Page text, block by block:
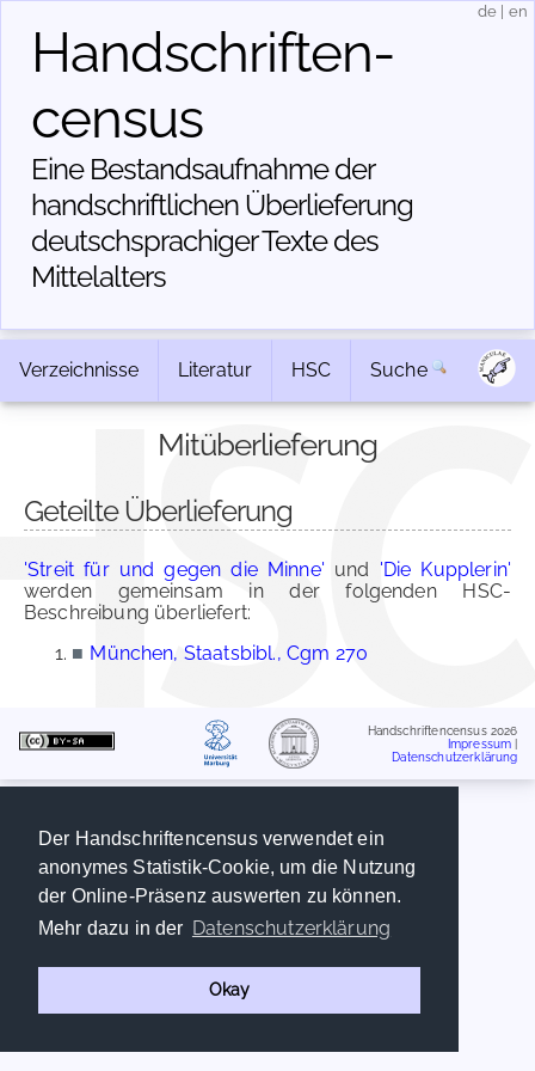
Der Handschriftencensus verwendet ein
anonymes Statistik-Cookie, um die Nutzung
der Online-Präsenz auswerten zu können.
Mehr dazu in der Datenschutzerklärung
Okay
Handschriften­
census
Eine Bestandsaufnahme der
handschriftlichen Über­lieferung
deutschsprachiger Texte des
Mittelalters
de en
Verzeichnisse Literatur HSC Suche
Mitüberlieferung
Geteilte Überlieferung
'Streit für und gegen die Minne' und 'Die Kupplerin'
werden gemeinsam in der folgenden HSC-
Beschreibung überliefert:
■ München, Staatsbibl., Cgm 270
Handschriftencensus 2026
Impressum
Datenschutzerklärung